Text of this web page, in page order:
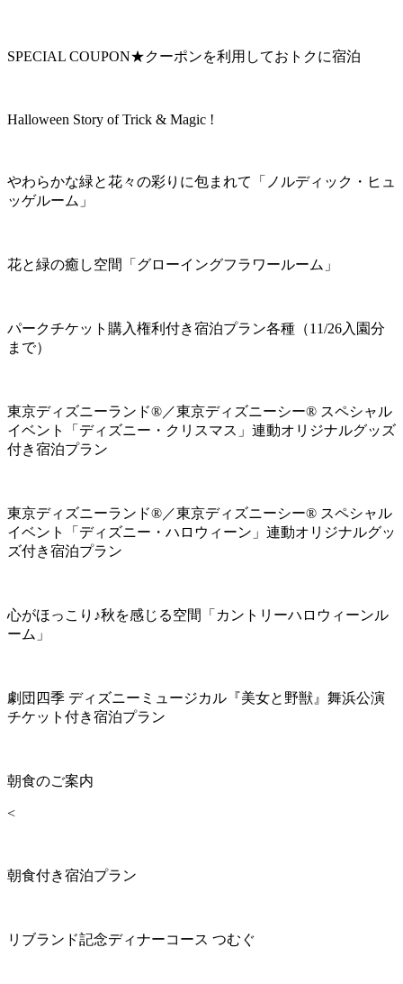
SPECIAL COUPON★クーポンを利用しておトクに宿泊
Halloween Story of Trick & Magic !
やわらかな緑と花々の彩りに包まれて「ノルディック・ヒュ
ッゲルーム」
花と緑の癒し空間「グローイングフラワールーム」
パークチケット購入権利付き宿泊プラン各種（11/26入園分
まで）
東京ディズニーランド®／東京ディズニーシー® スペシャル
イベント「ディズニー・クリスマス」連動オリジナルグッズ
付き宿泊プラン
東京ディズニーランド®／東京ディズニーシー® スペシャル
イベント「ディズニー・ハロウィーン」連動オリジナルグッ
ズ付き宿泊プラン
心がほっこり♪秋を感じる空間「カントリーハロウィーンル
ーム」
劇団四季 ディズニーミュージカル『美女と野獣』舞浜公演
チケット付き宿泊プラン
朝食のご案内
<
朝食付き宿泊プラン
リブランド記念ディナーコース つむぐ